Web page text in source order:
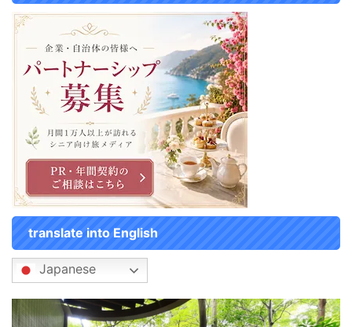
力です。 チョコミントというと
歯磨き粉の ...
言ってもいいくらいだと感じま ...
translate into English
Japanese